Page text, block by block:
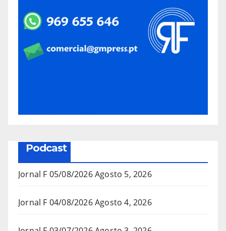
Podcast
Jornal F 05/08/2026Agosto 5, 2026
Jornal F 04/08/2026Agosto 4, 2026